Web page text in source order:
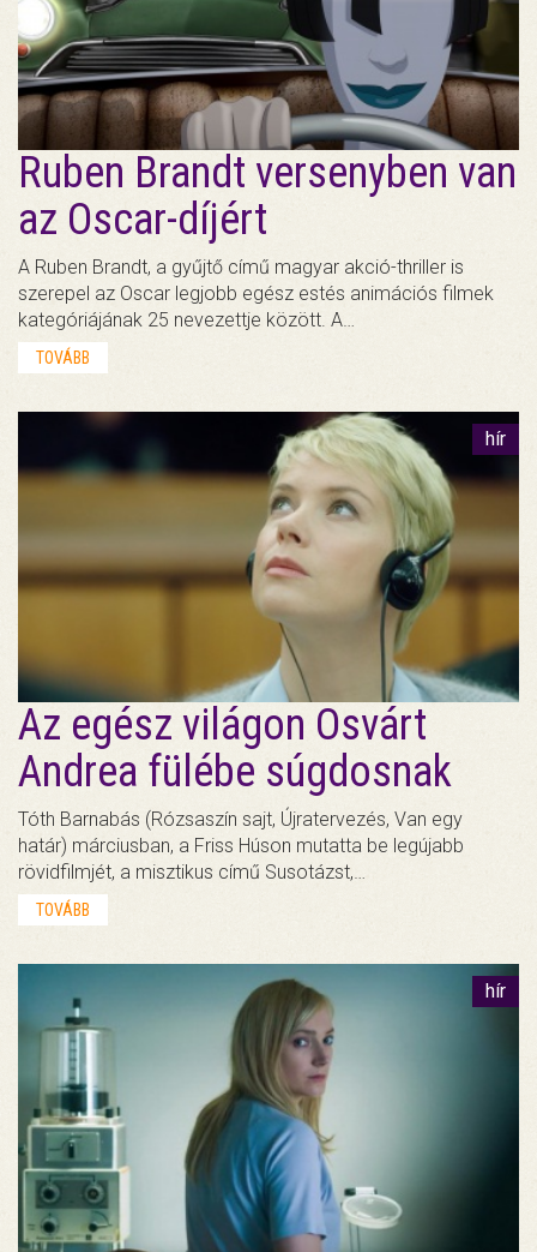
Ruben Brandt versenyben van
az Oscar-díjért
A Ruben Brandt, a gyűjtő című magyar akció-thriller is
szerepel az Oscar legjobb egész estés animációs filmek
kategóriájának 25 nevezettje között. A…
TOVÁBB
hír
Az egész világon Osvárt
Andrea fülébe súgdosnak
Tóth Barnabás (Rózsaszín sajt, Újratervezés, Van egy
határ) márciusban, a Friss Húson mutatta be legújabb
rövidfilmjét, a misztikus című Susotázst,…
TOVÁBB
hír